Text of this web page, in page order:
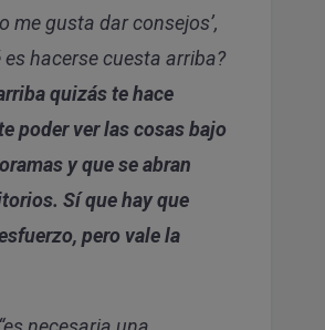
me gusta dar consejos’,
es hacerse cuesta arriba?
quizás te hace
poder ver las cosas bajo
y que se abran
Sí que hay que
pero vale la